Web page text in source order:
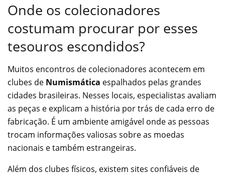
Onde os colecionadores
costumam procurar por esses
tesouros escondidos?
Muitos encontros de colecionadores acontecem em
clubes de Numismática espalhados pelas grandes
cidades brasileiras. Nesses locais, especialistas avaliam
as peças e explicam a história por trás de cada erro de
fabricação. É um ambiente amigável onde as pessoas
trocam informações valiosas sobre as moedas
nacionais e também estrangeiras.
Além dos clubes físicos, existem sites confiáveis de